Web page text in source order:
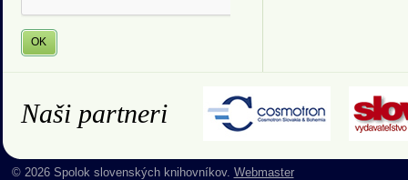
Naši partneri
© 2026 Spolok slovenských knihovníkov. Webmaster